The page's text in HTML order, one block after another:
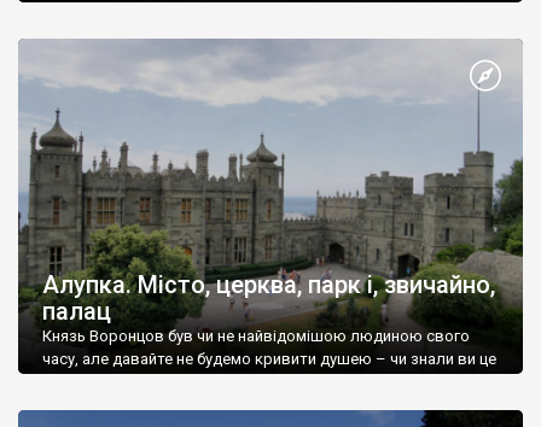
Алупка. Місто, церква, парк і, звичайно,
палац
Князь Воронцов був чи не найвідомішою людиною свого
часу, але давайте не будемо кривити душею – чи знали ви це